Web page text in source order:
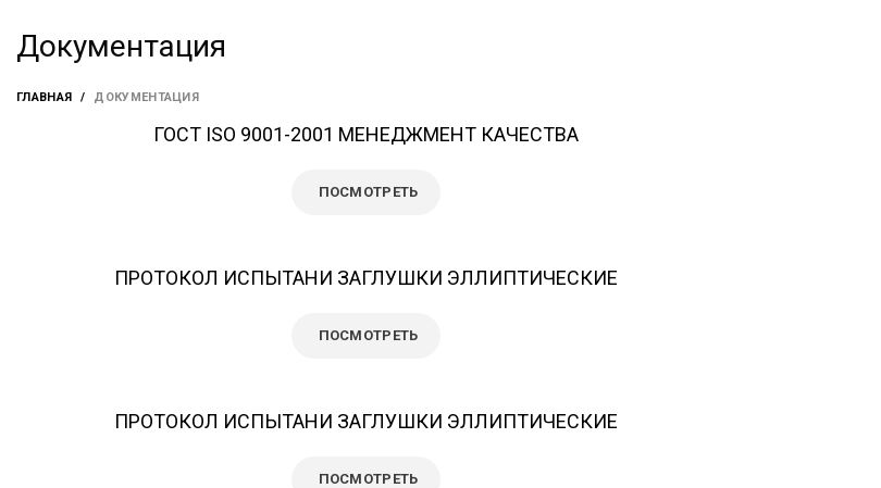
Документация
ГЛАВНАЯ ДОКУМЕНТАЦИЯ
ГОСТ ISO 9001-2001 МЕНЕДЖМЕНТ КАЧЕСТВА
ПОСМОТРЕТЬ
ПРОТОКОЛ ИСПЫТАНИ ЗАГЛУШКИ ЭЛЛИПТИЧЕСКИE
ПОСМОТРЕТЬ
ПРОТОКОЛ ИСПЫТАНИ ЗАГЛУШКИ ЭЛЛИПТИЧЕСКИE
ПОСМОТРЕТЬ